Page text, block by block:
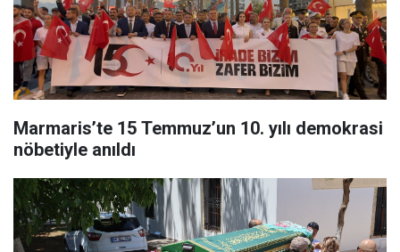
Marmaris’te 15 Temmuz’un 10. yılı demokrasi
nöbetiyle anıldı